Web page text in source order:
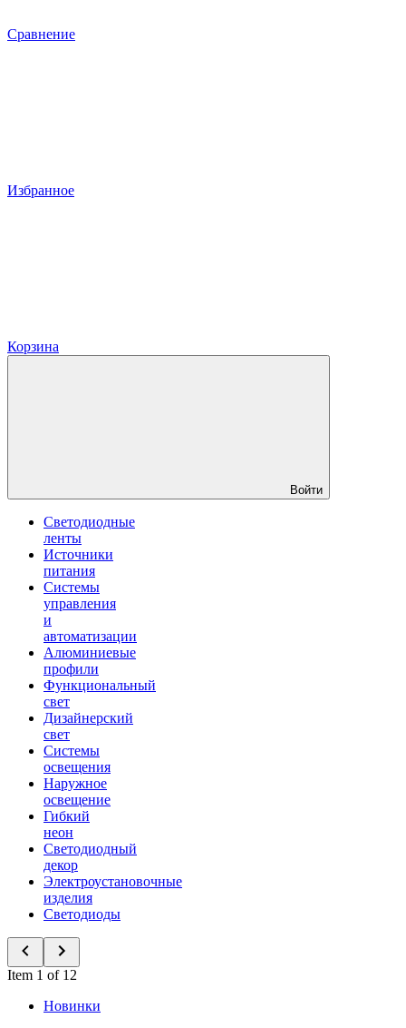
Сравнение
Избранное
Корзина
Войти
Светодиодные
ленты
Источники
питания
Системы
управления
и
автоматизации
Алюминиевые
профили
Функциональный
свет
Дизайнерский
свет
Системы
освещения
Наружное
освещение
Гибкий
неон
Светодиодный
декор
Электроустановочные
изделия
Светодиоды
Item 1 of 12
Новинки